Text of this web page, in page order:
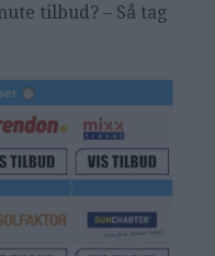
tilbud? – Så tag